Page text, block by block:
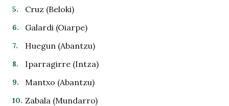
Cruz (Beloki)
Galardi (Oiarpe)
Huegun (Abantzu)
Iparragirre (Intza)
Mantxo (Abantzu)
Zabala (Mundarro)